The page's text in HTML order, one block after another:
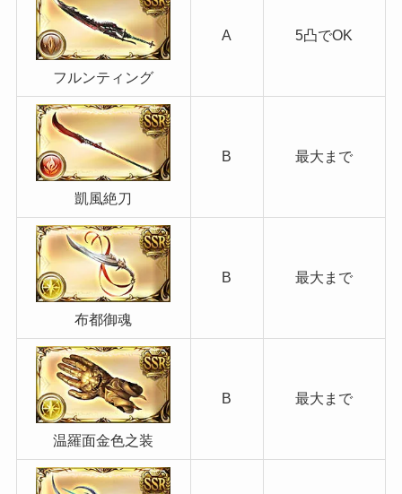
フルンティング
A 5凸でOK
凱風絶刀
B 最大まで
布都御魂
B 最大まで
温羅面金色之装
B 最大まで